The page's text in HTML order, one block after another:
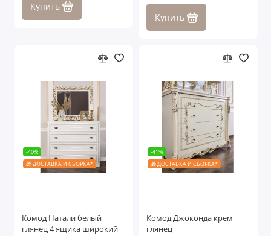
Купить
Купить
-40%
🎁 ДОСТАВКА И СБОРКА*
Комод Натали белый
глянец 4 ящика широкий
-41%
🎁 ДОСТАВКА И СБОРКА*
Комод Джоконда крем
глянец